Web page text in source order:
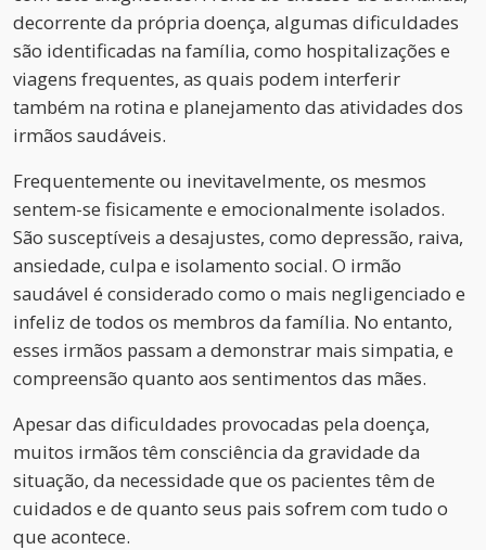
decorrente da própria doença, algumas dificuldades
são identificadas na família, como hospitalizações e
viagens frequentes, as quais podem interferir
também na rotina e planejamento das atividades dos
irmãos saudáveis.
Frequentemente ou inevitavelmente, os mesmos
sentem-se fisicamente e emocionalmente isolados.
São susceptíveis a desajustes, como depressão, raiva,
ansiedade, culpa e isolamento social. O irmão
saudável é considerado como o mais negligenciado e
infeliz de todos os membros da família. No entanto,
esses irmãos passam a demonstrar mais simpatia, e
compreensão quanto aos sentimentos das mães.
Apesar das dificuldades provocadas pela doença,
muitos irmãos têm consciência da gravidade da
situação, da necessidade que os pacientes têm de
cuidados e de quanto seus pais sofrem com tudo o
que acontece.